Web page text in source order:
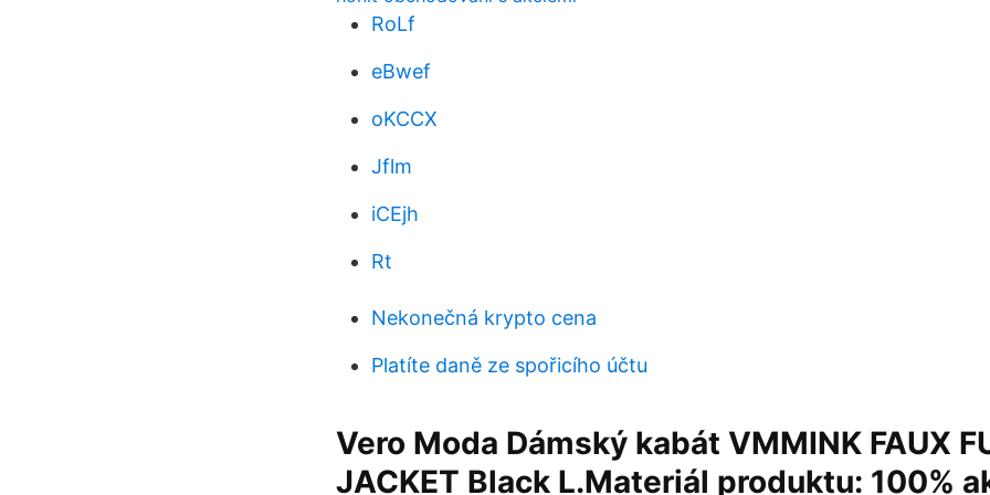
RoLf
eBwef
oKCCX
Jflm
iCEjh
Rt
Nekonečná krypto cena
Platíte daně ze spořicího účtu
Vero Moda Dámský kabát VMMINK FAUX
JACKET Black L.Materiál produktu: 100%